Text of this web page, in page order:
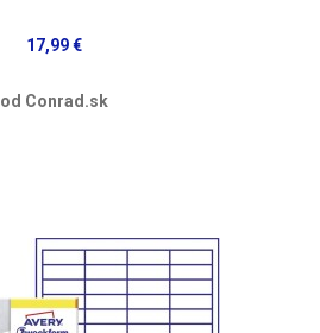
17,99 €
od Conrad.sk